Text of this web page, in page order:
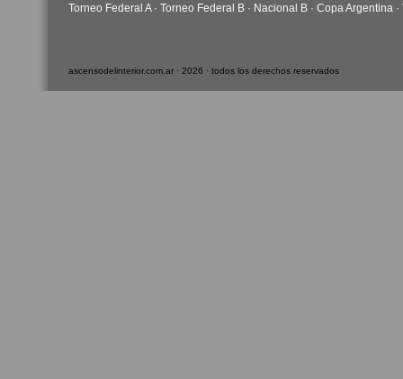
Torneo Federal A· Torneo Federal B · Nacional B · Copa Argentina ·
ascensodelinterior.com.ar · 2026 · todos los derechos reservados